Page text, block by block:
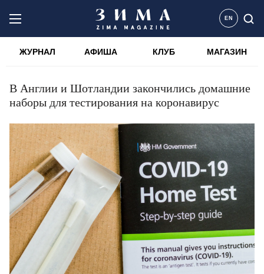
EN
ЖУРНАЛ АФИША КЛУБ МАГАЗИН
В Англии и Шотландии закончились домашние
наборы для тестирования на коронавирус